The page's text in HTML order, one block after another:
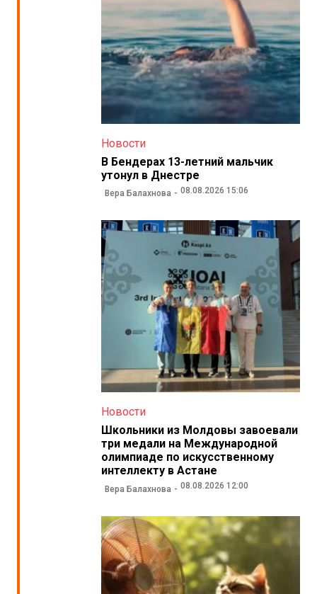
Новости
В Бендерах 13-летний мальчик
утонул в Днестре
Вера Балахнова 08.08.2026 15:06
Новости
Школьники из Молдовы завоевали
три медали на Международной
олимпиаде по искусственному
интеллекту в Астане
Вера Балахнова 08.08.2026 12:00